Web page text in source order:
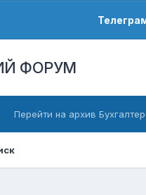
ФОРУМ
Перейти на архив